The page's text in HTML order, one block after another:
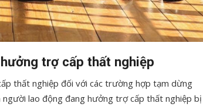
trợ cấp thất nghiệp
thất nghiệp đối với các trường hợp tạm dừng
lao động đang hưởng trợ cấp thất nghiệp bị